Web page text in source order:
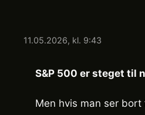
11.05.2026, kl. 9:43
S&P 500 er steget til
Men hvis man ser